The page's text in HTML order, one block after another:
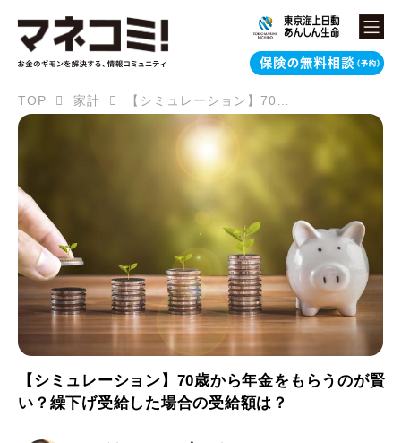
TOP 家計 【シミュレーション】70歳から年金をもらうのが賢い？繰下げ受給した場合の受給額は？
【シミュレーション】70歳から年金をもらうのが賢
い？繰下げ受給した場合の受給額は？